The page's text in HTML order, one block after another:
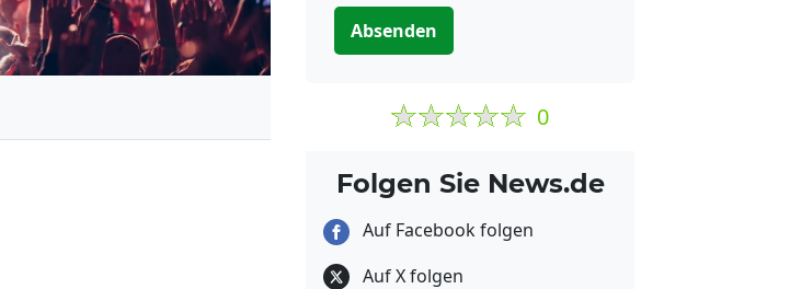
Absenden
0
Folgen Sie News.de
Auf Facebook folgen
Auf X folgen